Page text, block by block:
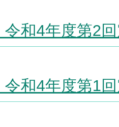
和4年度第2
和4年度第1